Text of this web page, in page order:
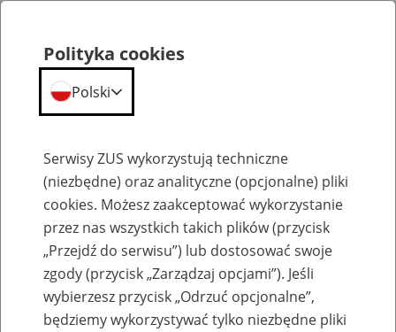
Szkolenia
Polityka cookies
Polski
Serwisy ZUS wykorzystują techniczne
(niezbędne) oraz analityczne (opcjonalne) pliki
cookies. Możesz zaakceptować wykorzystanie
przez nas wszystkich takich plików (przycisk
„Przejdź do serwisu”) lub dostosować swoje
zgody (przycisk „Zarządzaj opcjami”). Jeśli
wybierzesz przycisk „Odrzuć opcjonalne”,
będziemy wykorzystywać tylko niezbędne pliki